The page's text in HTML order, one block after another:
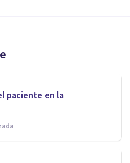
paciente en la